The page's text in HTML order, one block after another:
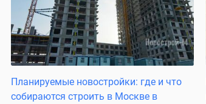
Планируемые новостройки: где и что
собираются строить в Москве в